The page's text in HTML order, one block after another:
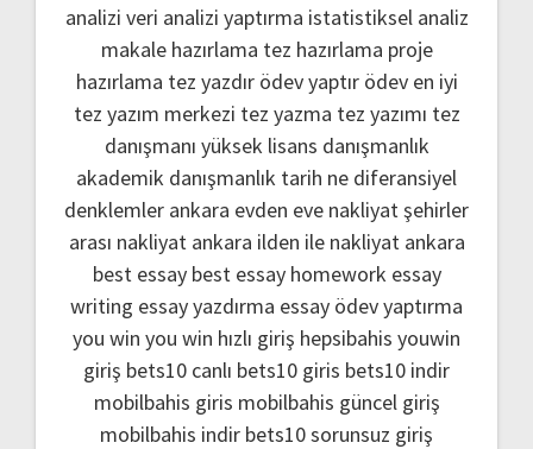
analizi veri analizi yaptırma istatistiksel analiz
makale hazırlama tez hazırlama proje
hazırlama tez yazdır ödev yaptır ödev en iyi
tez yazım merkezi tez yazma tez yazımı tez
danışmanı yüksek lisans danışmanlık
akademik danışmanlık tarih ne diferansiyel
denklemler ankara evden eve nakliyatşehirler
arası nakliyat ankara ilden ile nakliyat ankara
best essay best essay homework essay
writing essay yazdırma essay ödev yaptırma
you win you win hızlı giriş hepsibahis youwin
giriş bets10 canlı bets10 giris bets10 indir
mobilbahis giris mobilbahis güncel giriş
mobilbahis indir bets10 sorunsuz giriş